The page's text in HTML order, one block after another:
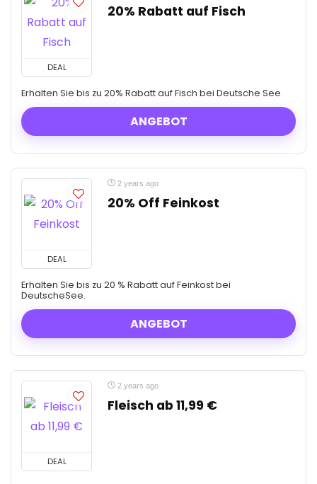
DEAL
20% Rabatt auf Fisch
Erhalten Sie bis zu 20% Rabatt auf Fisch bei Deutsche See
ANGEBOT
DEAL
2 years ago
20% Off Feinkost
Erhalten Sie bis zu 20 % Rabatt auf Feinkost bei
DeutscheSee.
ANGEBOT
DEAL
2 years ago
Fleisch ab 11,99 €